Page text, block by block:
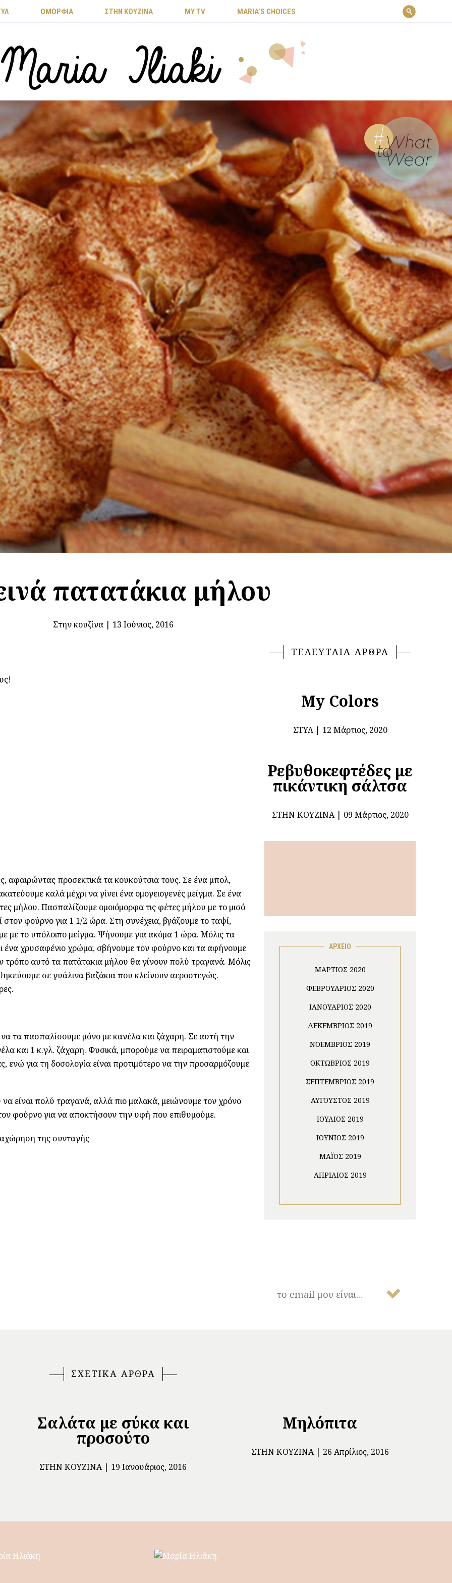
ΟΜΟΡΦΙΑ ΣΤΗΝ ΚΟΥΖΙΝΑ MY TV ΜARIA’S CHOICES
πατατάκια μήλου
Στην κουζίνα| 13 Ιούνιος, 2016
αφαιρώντας προσεκτικά τα κουκούτσια τους. Σε ένα μπολ,
καλά μέχρι να γίνει ένα ομογειογενές μείγμα. Σε ένα
μήλου. Πασπαλίζουμε ομοιόμορφα τις φέτες μήλου με το μισό
φούρνο για 1 1/2 ώρα. Στη συνέχεια, βγάζουμε το ταψί,
με το υπόλοιπο μείγμα. Ψήνουμε για ακόμα 1 ώρα. Μόλις τα
ένα χρυσαφένιο χρώμα, σβήνουμε τον φούρνο και τα αφήνουμε
αυτό τα πατάτακια μήλου θα γίνουν πολύ τραγανά. Μόλις
σε γυάλινα βαζάκια που κλείνουν αεροστεγώς.
τα πασπαλίσουμε μόνο με κανέλα και ζάχαρη. Σε αυτή την
και 1 κ.γλ. ζάχαρη. Φυσικά, μπορούμε να πειραματιστούμε και
για τη δοσολογία είναι προτιμότερο να την προσαρμόζουμε
είναι πολύ τραγανά, αλλά πιο μαλακά, μειώνουμε τον χρόνο
φούρνο για να αποκτήσουν την υφή που επιθυμούμε.
της συνταγής
ΤΕΛΕΥΤΑΙΑ ΑΡΘΡΑ
My Colors
ΣΤΥΛ 12 Μάρτιος, 2020
Ρεβυθοκεφτέδες με
πικάντικη σάλτσα
ΣΤΗΝ ΚΟΥΖΊΝΑ 09 Μάρτιος, 2020
ΑΡΧΕΙΟ
ΜΆΡΤΙΟΣ 2020
ΦΕΒΡΟΥΆΡΙΟΣ 2020
ΙΑΝΟΥΆΡΙΟΣ 2020
ΔΕΚΈΜΒΡΙΟΣ 2019
ΝΟΈΜΒΡΙΟΣ 2019
ΟΚΤΏΒΡΙΟΣ 2019
ΣΕΠΤΈΜΒΡΙΟΣ 2019
ΑΎΓΟΥΣΤΟΣ 2019
ΙΟΎΛΙΟΣ 2019
ΙΟΎΝΙΟΣ 2019
ΜΆΙΟΣ 2019
ΑΠΡΊΛΙΟΣ 2019
ΣΧΕΤΙΚΑ ΑΡΘΡΑ
Σαλάτα με σύκα και
προσούτο
ΣΤΗΝ ΚΟΥΖΊΝΑ 19 Ιανουάριος, 2016
Μηλόπιτα
ΣΤΗΝ ΚΟΥΖΊΝΑ 26 Απρίλιος, 2016